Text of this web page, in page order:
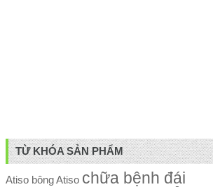
TỪ KHÓA SẢN PHẨM
Atiso bông Atiso chữa bệnh đái